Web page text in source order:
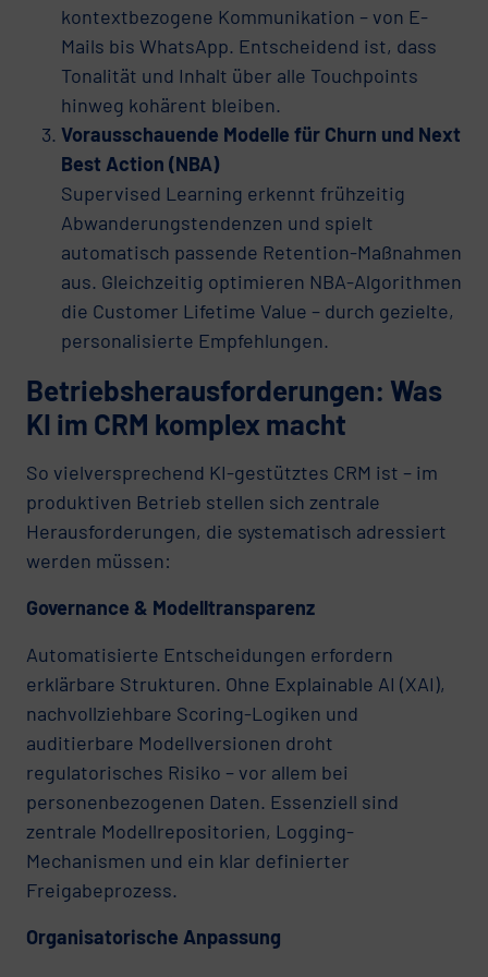
kontextbezogene Kommunikation – von E-
Mails bis WhatsApp. Entscheidend ist, dass
Tonalität und Inhalt über alle Touchpoints
hinweg kohärent bleiben.
Vorausschauende Modelle für Churn und Next
Best Action (NBA)
Supervised Learning erkennt frühzeitig
Abwanderungstendenzen und spielt
automatisch passende Retention-Maßnahmen
aus. Gleichzeitig optimieren NBA-Algorithmen
die Customer Lifetime Value – durch gezielte,
personalisierte Empfehlungen.
Betriebsherausforderungen: Was
KI im CRM komplex macht
So vielversprechend KI-gestütztes CRM ist – im
produktiven Betrieb stellen sich zentrale
Herausforderungen, die systematisch adressiert
werden müssen:
Governance & Modelltransparenz
Automatisierte Entscheidungen erfordern
erklärbare Strukturen. Ohne Explainable AI (XAI),
nachvollziehbare Scoring-Logiken und
auditierbare Modellversionen droht
regulatorisches Risiko – vor allem bei
personenbezogenen Daten. Essenziell sind
zentrale Modellrepositorien, Logging-
Mechanismen und ein klar definierter
Freigabeprozess.
Organisatorische Anpassung